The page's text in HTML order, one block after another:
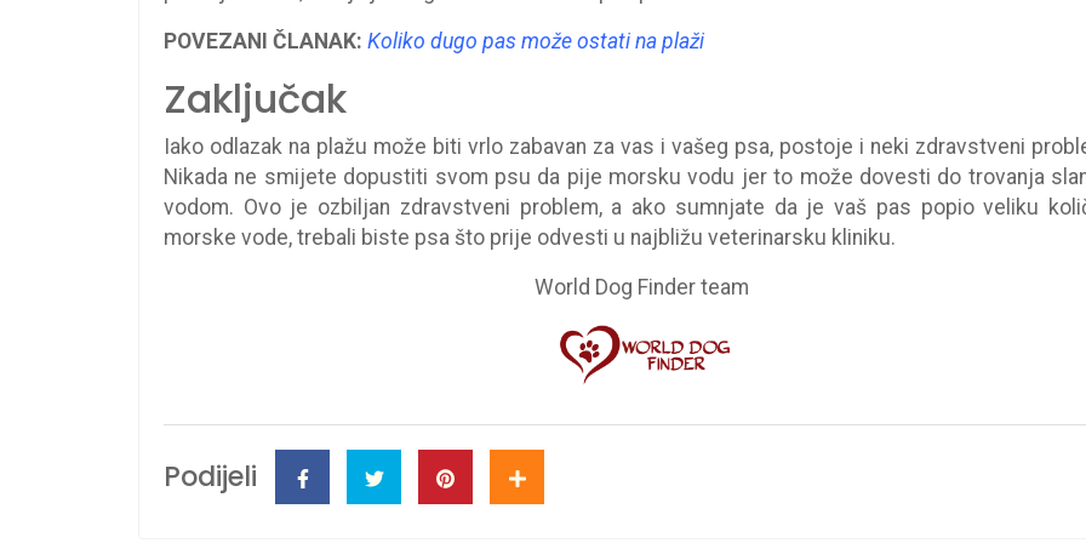
POVEZANI ČLANAK: Koliko dugo pas može ostati na plaži
Zaključak
Iako odlazak na plažu može biti vrlo zabavan za vas i vašeg psa, postoje i neki zdravstveni
Nikada ne smijete dopustiti svom psu da pije morsku vodu jer to može dovesti do trovanja
vodom. Ovo je ozbiljan zdravstveni problem, a ako sumnjate da je vaš pas popio veliku
morske vode, trebali biste psa što prije odvesti u najbližu veterinarsku kliniku.
World Dog Finder team
Podijeli